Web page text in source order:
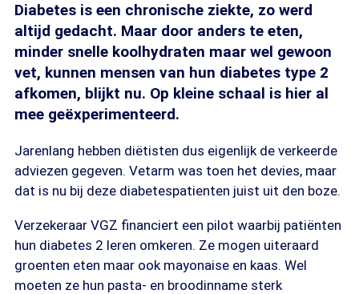
Diabetes is een chronische ziekte, zo werd
altijd gedacht. Maar door anders te eten,
minder snelle koolhydraten maar wel gewoon
vet, kunnen mensen van hun diabetes type 2
afkomen, blijkt nu. Op kleine schaal is hier al
mee geëxperimenteerd.
Jarenlang hebben diëtisten dus eigenlijk de verkeerde
adviezen gegeven. Vetarm was toen het devies, maar
dat is nu bij deze diabetespatienten juist uit den boze.
Verzekeraar VGZ financiert een pilot waarbij patiënten
hun diabetes 2 leren omkeren. Ze mogen uiteraard
groenten eten maar ook mayonaise en kaas. Wel
moeten ze hun pasta- en broodinname sterk